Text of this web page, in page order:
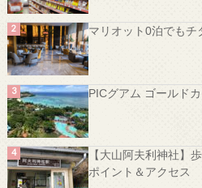
マリオット0泊でもチ
PICグアム ゴールド
【大山阿夫利神社】
ポイント＆アクセス